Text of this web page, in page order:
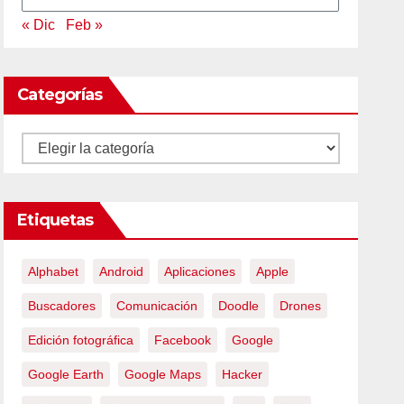
« Dic Feb »
Categorías
Categorías
Etiquetas
Alphabet Android Aplicaciones Apple
Buscadores Comunicación Doodle Drones
Edición fotográfica Facebook Google
Google Earth Google Maps Hacker